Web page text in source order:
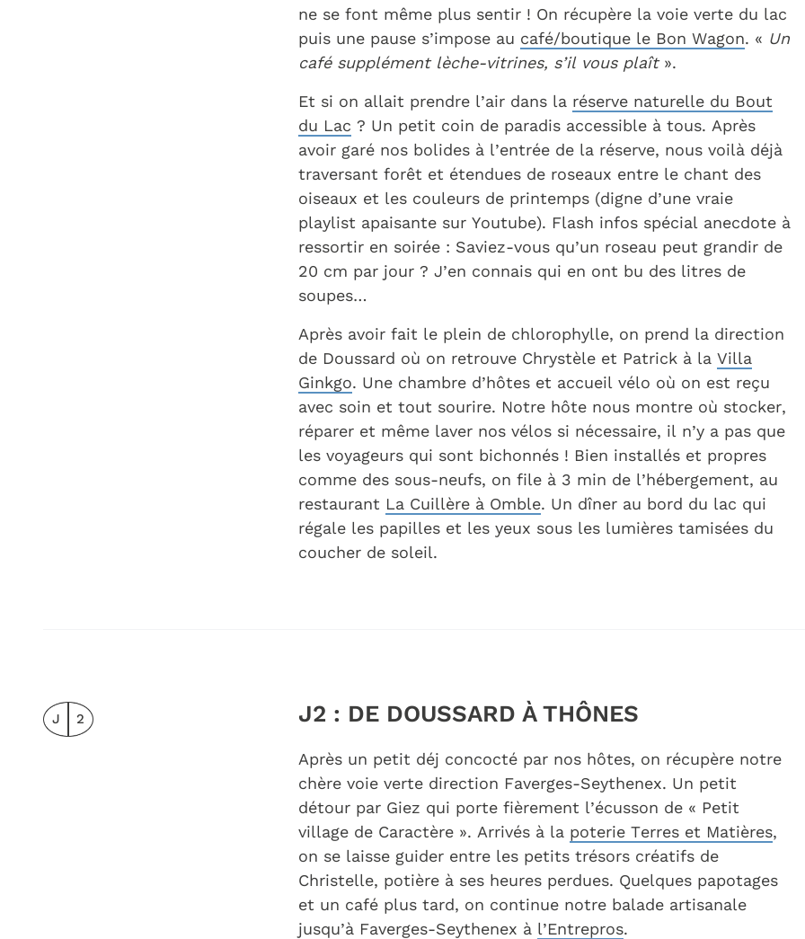
ne se font même plus sentir ! On récupère la voie verte du lac
puis une pause s’impose au café/boutique le Bon Wagon. « Un
café supplément lèche-vitrines, s’il vous plaît».
Et si on allait prendre l’air dans la réserve naturelle du Bout
du Lac ? Un petit coin de paradis accessible à tous. Après
avoir garé nos bolides à l’entrée de la réserve, nous voilà déjà
traversant forêt et étendues de roseaux entre le chant des
oiseaux et les couleurs de printemps (digne d’une vraie
playlist apaisante sur Youtube). Flash infos spécial anecdote à
ressortir en soirée : Saviez-vous qu’un roseau peut grandir de
20 cm par jour ? J’en connais qui en ont bu des litres de
soupes…
Après avoir fait le plein de chlorophylle, on prend la direction
de Doussard où on retrouve Chrystèle et Patrick à la Villa
Ginkgo. Une chambre d’hôtes et accueil vélo où on est reçu
avec soin et tout sourire. Notre hôte nous montre où stocker,
réparer et même laver nos vélos si nécessaire, il n’y a pas que
les voyageurs qui sont bichonnés ! Bien installés et propres
comme des sous-neufs, on file à 3 min de l’hébergement, au
restaurant La Cuillère à Omble. Un dîner au bord du lac qui
régale les papilles et les yeux sous les lumières tamisées du
coucher de soleil.
J 2 J2 : DE DOUSSARD À THÔNES
Après un petit déj concocté par nos hôtes, on récupère notre
chère voie verte direction Faverges-Seythenex. Un petit
détour par Giez qui porte fièrement l’écusson de « Petit
village de Caractère ». Arrivés à la poterie Terres et Matières,
on se laisse guider entre les petits trésors créatifs de
Christelle, potière à ses heures perdues. Quelques papotages
et un café plus tard, on continue notre balade artisanale
jusqu’à Faverges-Seythenex à l’Entrepros.